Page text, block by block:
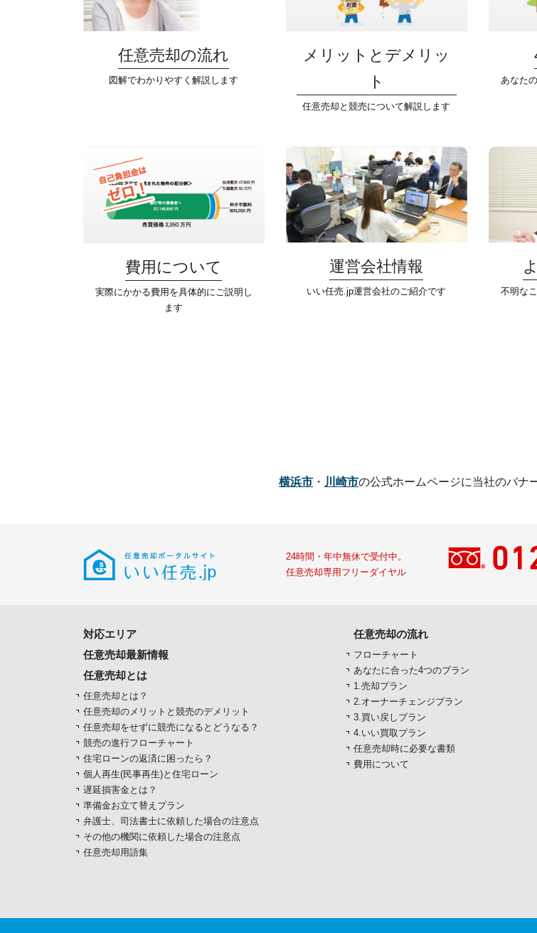
任意売却の流れ
図解でわかりやすく解説します
メリットとデメリッ
ト
任意売却と競売について解説します
あなた
費用について
実際にかかる費用を具体的にご説明し
ます
運営会社情報
いい任売.jp運営会社のご紹介です
不明な
横浜市 ・ 川崎市の公式ホームページに当社のバナ
24時間・年中無休で受付中。
任意売却専用フリーダイヤル
対応エリア
任意売却最新情報
任意売却とは
任意売却とは？
任意売却のメリットと競売のデメリット
任意売却をせずに競売になるとどうなる？
競売の進行フローチャート
住宅ローンの返済に困ったら？
個人再生(民事再生)と住宅ローン
遅延損害金とは？
準備金お立て替えプラン
弁護士、司法書士に依頼した場合の注意点
その他の機関に依頼した場合の注意点
任意売却用語集
任意売却の流れ
フローチャート
あなたに合った4つのプラン
1.売却プラン
2.オーナーチェンジプラン
3.買い戻しプラン
4.いい買取プラン
任意売却時に必要な書類
費用について